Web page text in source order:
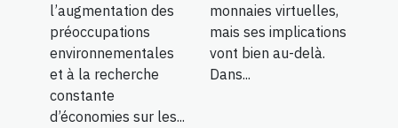
l’augmentation des
préoccupations
environnementales
et à la recherche
constante
d’économies sur les...
monnaies virtuelles,
mais ses implications
vont bien au-delà.
Dans...